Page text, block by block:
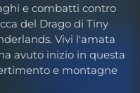
e combatti contro
del Drago di Tiny
Vivi l'amata
avuto inizio in questa
e montagne